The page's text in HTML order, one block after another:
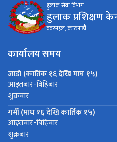
हुलाक सेवा विभाग
हुलाक प्रशिक्षण
बबरमहल, काठमाडौै
कार्यालय समय
जाडो (कार्तिक १६ देखि माघ १५)
आइतबार-बिहिबार
शुक्रबार
गर्मी (माघ १६ देखि कार्तिक १५)
आइतबार-बिहिबार
शुक्रबार